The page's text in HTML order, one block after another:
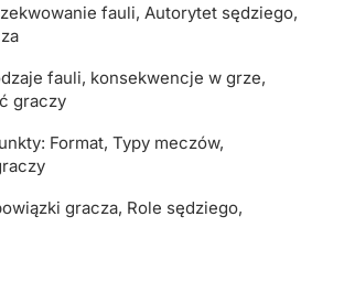
fauli, Autorytet sędziego,
fauli, konsekwencje w grze,
graczy
Format, Typy meczów,
gracza, Role sędziego,